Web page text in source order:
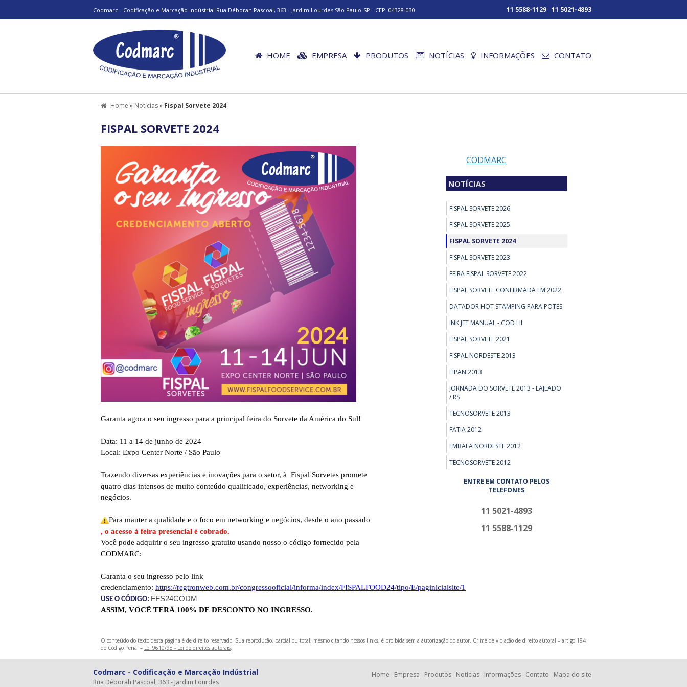
Codmarc - Codificação e Marcação Indústrial Rua Déborah Pascoal, 363 - Jardim Lourdes São Paulo-SP - CEP: 04328-030 11 5021-4893
11 5588-1129
HOME EMPRESA PRODUTOS NOTÍCIAS INFORMAÇÕES CONTATO
Home » Notícias» Fispal Sorvete 2024
FISPAL SORVETE 2024
Garanta agora o seu ingresso para a principal feira do Sorvete da América do Sul!
Data: 11 a 14 de junho de 2024
Local: Expo Center Norte / São Paulo
Trazendo diversas experiências e inovações para o setor, à Fispal Sorvetes promete
quatro dias intensos de muito conteúdo qualificado, experiências, networking e
negócios.
Para manter a qualidade e o foco em networking e negócios, desde o ano passado
, o acesso à feira presencial é cobrado.
Você pode adquirir o seu ingresso gratuito usando nosso o código fornecido pela
CODMARC:
Garanta o seu ingresso pelo link
credenciamento: https://regtronweb.com.br/congressooficial/informa/index/FISPALFOOD24/tipo/E/paginicialsite/1
USE O CÓDIGO: FFS24CODM
ASSIM, VOCÊ TERÁ 100% DE DESCONTO NO INGRESSO.
CODMARC
NOTÍCIAS
FISPAL SORVETE 2026
FISPAL SORVETE 2025
FISPAL SORVETE 2024
FISPAL SORVETE 2023
FEIRA FISPAL SORVETE 2022
FISPAL SORVETE CONFIRMADA EM 2022
DATADOR HOT STAMPING PARA POTES
INK JET MANUAL - COD HI
FISPAL SORVETE 2021
FISPAL NORDESTE 2013
FIPAN 2013
JORNADA DO SORVETE 2013 - LAJEADO
/ RS
TECNOSORVETE 2013
FATIA 2012
EMBALA NORDESTE 2012
TECNOSORVETE 2012
ENTRE EM CONTATO PELOS
TELEFONES
11 5021-4893
11 5588-1129
O conteúdo do texto desta página é de direito reservado. Sua reprodução, parcial ou total, mesmo citando nossos links, é proibida sem a autorização do autor. Crime de violação de direito autoral – artigo 184
do Código Penal – Lei 9610/98 - Lei de direitos autorais
Codmarc - Codificação e Marcação Indústrial
Rua Déborah Pascoal, 363 - Jardim Lourdes
Home Empresa Produtos Notícias Informações Contato Mapa do site